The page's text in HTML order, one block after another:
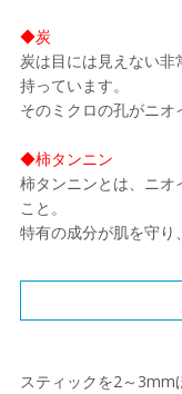
◆炭
炭は目には見えない非
持っています。
そのミクロの孔がニオ
◆柿タンニン
柿タンニンとは、ニ
こと。
特有の成分が肌を守り
スティックを2～3mm